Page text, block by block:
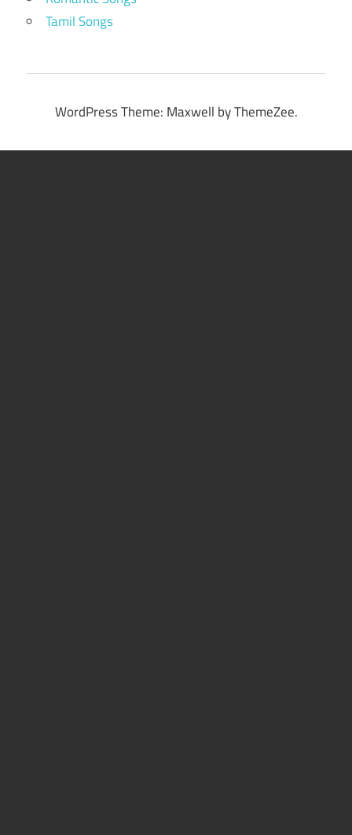
Tamil Songs
WordPress Theme: Maxwell by ThemeZee.